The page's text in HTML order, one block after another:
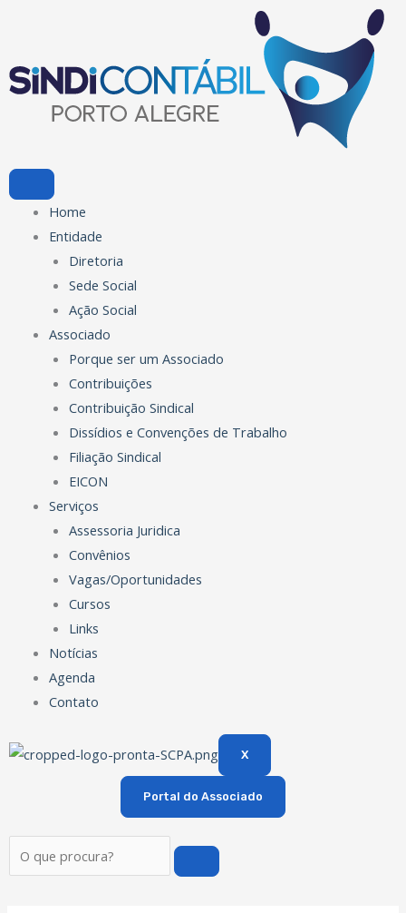
conteúdo
Home
Entidade
Diretoria
Sede Social
Ação Social
Associado
Porque ser um Associado
Contribuições
Contribuição Sindical
Dissídios e Convenções de Trabalho
Filiação Sindical
EICON
Serviços
Assessoria Juridica
Convênios
Vagas/Oportunidades
Cursos
Links
Notícias
Agenda
Contato
X
Portal do Associado